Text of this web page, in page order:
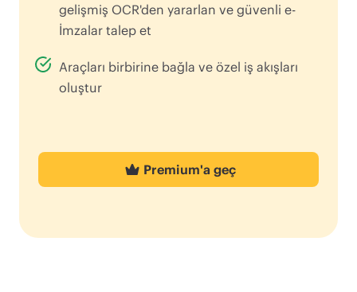
gelişmiş OCR'den yararlan ve güvenli e-
İmzalar talep et
Araçları birbirine bağla ve özel iş akışları
oluştur
Premium'a geç